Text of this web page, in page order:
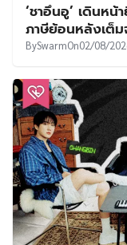
‘ชาอึนอู’ เดินห
ภาษีย้อนหลังเต็ม
BySwarmOn02/08/